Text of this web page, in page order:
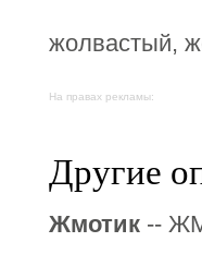
жолвастый,
На правах рекламы:
Другие
Жмотик --